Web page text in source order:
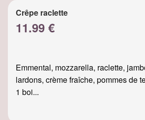
Crêpe raclette
11.99 €
Emmental, mozzarella, raclette,
lardons, crème fraîche, pommes de
1 boi...